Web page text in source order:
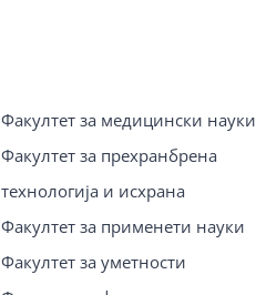
Факултет за медицински науки
Факултет за прехранбрена
технологија и исхрана
Факултет за применети науки
Факултет за уметности